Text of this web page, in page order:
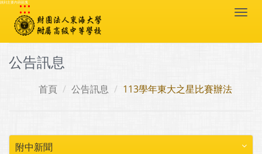
跳到主要內容區塊
:::
公告訊息
首頁 公告訊息 113學年東大之星比賽辦法
附中新聞